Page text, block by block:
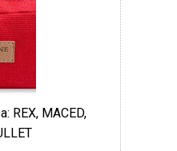
REX, MACED,